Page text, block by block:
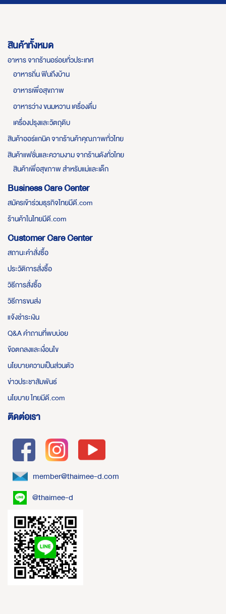
สินค้าทั้งหมด
อาหาร จากร้านอร่อยทั่วประเทศ
อาหารถิ่น ฟินถึงบ้าน
อาหารเพื่อสุขภาพ
อาหารว่าง ขนมหวาน เครื่องดื่ม
เครื่องปรุงและวัตถุดิบ
สินค้าออร์แกนิค จากร้านค้าคุณภาพทั่วไทย
สินค้าแฟชั่นและความงาม จากร้านดังทั่วไทย
สินค้าเพื่อสุขภาพ สำหรับแม่และเด็ก
Business Care Center
สมัครเข้าร่วมธุรกิจไทยมีดี.com
ร้านค้าในไทยมีดี.com
Customer Care Center
สถานะคำสั่งซื้อ
ประวัติการสั่งซื้อ
วิธีการสั่งซื้อ
วิธีการขนส่ง
แจ้งชำระเงิน
Q&A คำถามที่พบบ่อย
ข้อตกลงและเงื่อนไข
นโยบายความเป็นส่วนตัว
ข่าวประชาสัมพันธ์
นโยบาย ไทยมีดี.com
ติดต่อเรา
member@thaimee-d.com
@thaimee-d